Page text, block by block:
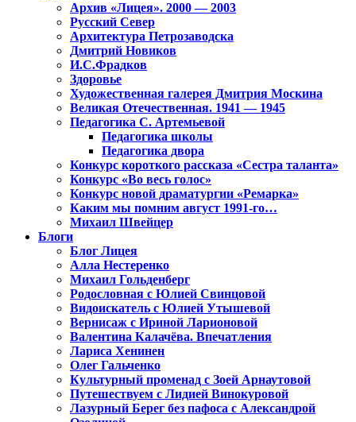
Архив «Лицея». 2000 — 2003
Русский Север
Архитектура Петрозаводска
Дмитрий Новиков
И.С.Фрадков
Здоровье
Художественная галерея Дмитрия Москина
Великая Отечественная. 1941 — 1945
Педагогика С. Артемьевой
Педагогика школы
Педагогика двора
Конкурс короткого рассказа «Сестра таланта»
Конкурс «Во весь голос»
Конкурс новой драматургии «Ремарка»
Каким мы помним август 1991-го…
Михаил Швейцер
Блоги
Блог Лицея
Алла Нестеренко
Михаил Гольденберг
Родословная с Юлией Свинцовой
Видоискатель с Юлией Утышевой
Вернисаж с Ириной Ларионовой
Валентина Калачёва. Впечатления
Лариса Хенинен
Олег Гальченко
Культурный променад с Зоей Арнаутовой
Путешествуем с Лидией Винокуровой
Лазурный Берег без пафоса с Александрой